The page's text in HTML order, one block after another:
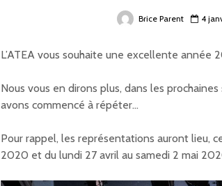
Brice Parent 4
L’ATEA vous souhaite une excellente année
Nous vous en dirons plus, dans les
avons commencé à répéter…
Pour rappel, les représentations auront lieu,
2020 et du lundi 27 avril au samedi 2 mai